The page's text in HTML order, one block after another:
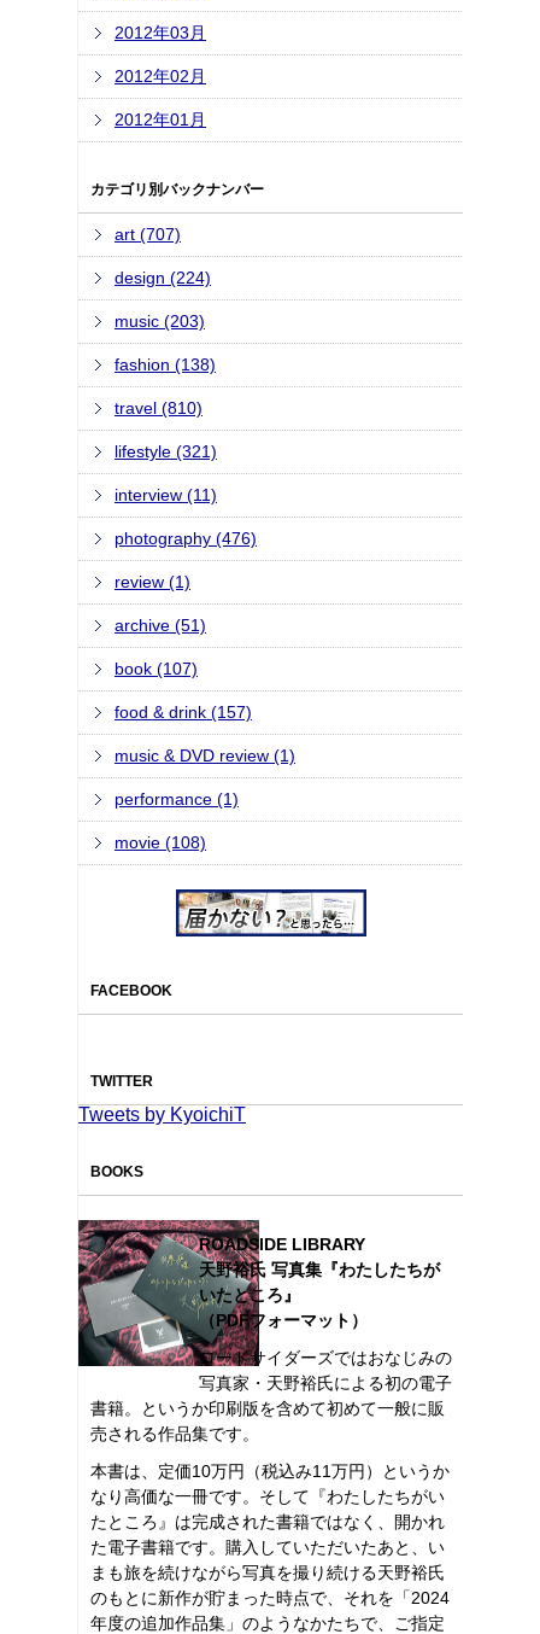
2012年03月
2012年02月
2012年01月
カテゴリ別バックナンバー
art (707)
design (224)
music (203)
fashion (138)
travel (810)
lifestyle (321)
interview (11)
photography (476)
review (1)
archive (51)
book (107)
food & drink (157)
music & DVD review (1)
performance (1)
movie (108)
FACEBOOK
TWITTER
Tweets by KyoichiT
BOOKS
ROADSIDE LIBRARY
天野裕氏 写真集『わたしたちが
いたところ』
（PDFフォーマット）
ロードサイダーズではおなじみの
写真家・天野裕氏による初の電子
書籍。というか印刷版を含めて初めて一般に販
売される作品集です。
本書は、定価10万円（税込み11万円）というか
なり高価な一冊です。そして『わたしたちがい
たところ』は完成された書籍ではなく、開かれ
た電子書籍です。購入していただいたあと、い
まも旅を続けながら写真を撮り続ける天野裕氏
のもとに新作が貯まった時点で、それを「2024
年度の追加作品集」のようなかたちで、ご指定